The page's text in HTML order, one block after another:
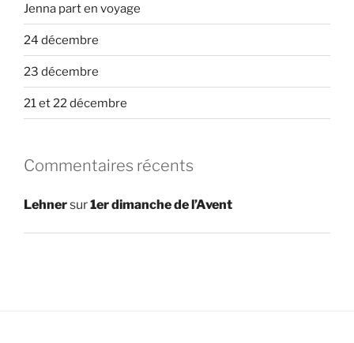
Jenna part en voyage
24 décembre
23 décembre
21 et 22 décembre
Commentaires récents
Lehnersur1er dimanche de l’Avent